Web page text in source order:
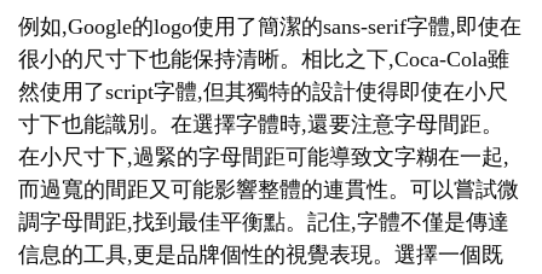
例如,Google的logo使用了簡潔的sans-serif字體,即使在
很小的尺寸下也能保持清晰。相比之下,Coca-Cola雖
然使用了script字體,但其獨特的設計使得即使在小尺
寸下也能識別。在選擇字體時,還要注意字母間距。
在小尺寸下,過緊的字母間距可能導致文字糊在一起,
而過寬的間距又可能影響整體的連貫性。可以嘗試微
調字母間距,找到最佳平衡點。記住,字體不僅是傳達
信息的工具,更是品牌個性的視覺表現。選擇一個既